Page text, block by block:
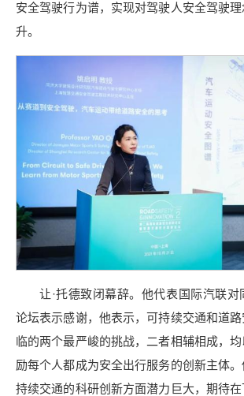
安全驾驶行为谱，实现对驾驶人安全驾驶
升。
让·托德致闭幕辞。他代表国际汽联对
论坛表示感谢，他表示，可持续交通和道
临的两个最严峻的挑战，二者相辅相成，
励每个人都成为安全出行服务的创新主体
持续交通的科研创新方面潜力巨大，期待